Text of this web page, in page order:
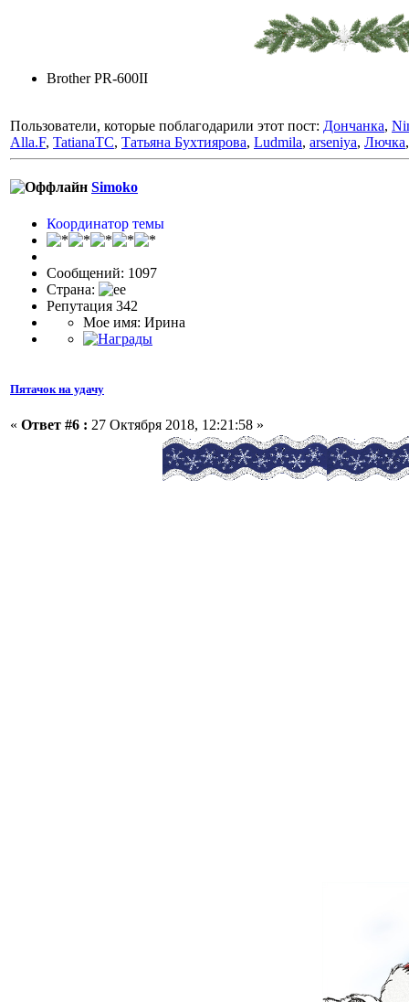
Brother PR-600II
Пользователи, которые поблагодарили этот пост: Дончанка,
Alla.F, TatianaTC, Татьяна Бухтиярова, Ludmila, arseniya, Лючка
Simoko
Координатор темы
Сообщений: 1097
Страна:
Репутация 342
Мое имя: Ирина
Пятачок на удачу
« Ответ #6 : 27 Октября 2018, 12:21:58 »